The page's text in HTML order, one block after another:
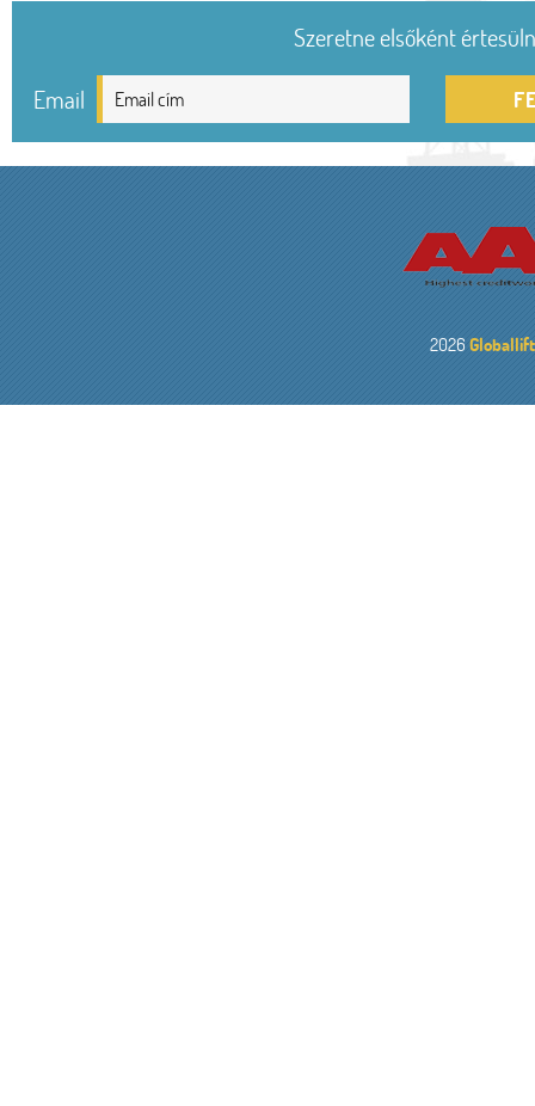
Szeretne elsőként
Email
2026